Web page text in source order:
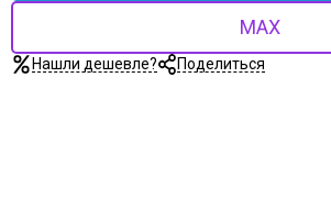
MAX
Нашли дешевле? Поделиться